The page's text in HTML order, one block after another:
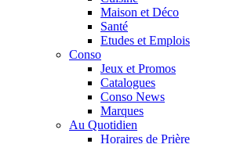
Maison et Déco
Santé
Etudes et Emplois
Conso
Jeux et Promos
Catalogues
Conso News
Marques
Au Quotidien
Horaires de Prière